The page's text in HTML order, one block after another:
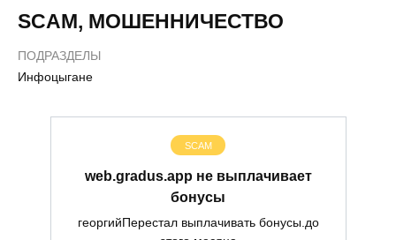
SCAM, МОШЕННИЧЕСТВО
ПОДРАЗДЕЛЫ
Инфоцыгане
SCAM
web.gradus.app не выплачивает
бонусы
георгийПерестал выплачивать бонусы.до